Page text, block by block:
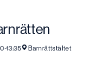
13:35
Barnrättstältet